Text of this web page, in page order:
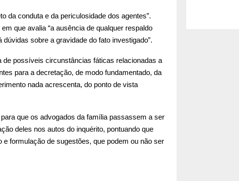
da conduta e da periculosidade dos agentes”.
que avalia “a ausência de qualquer respaldo
sobre a gravidade do fato investigado”.
possíveis circunstâncias fáticas relacionadas a
para a decretação, de modo fundamentado, da
nada acrescenta, do ponto de vista
que os advogados da família passassem a ser
deles nos autos do inquérito, pontuando que
formulação de sugestões, que podem ou não ser